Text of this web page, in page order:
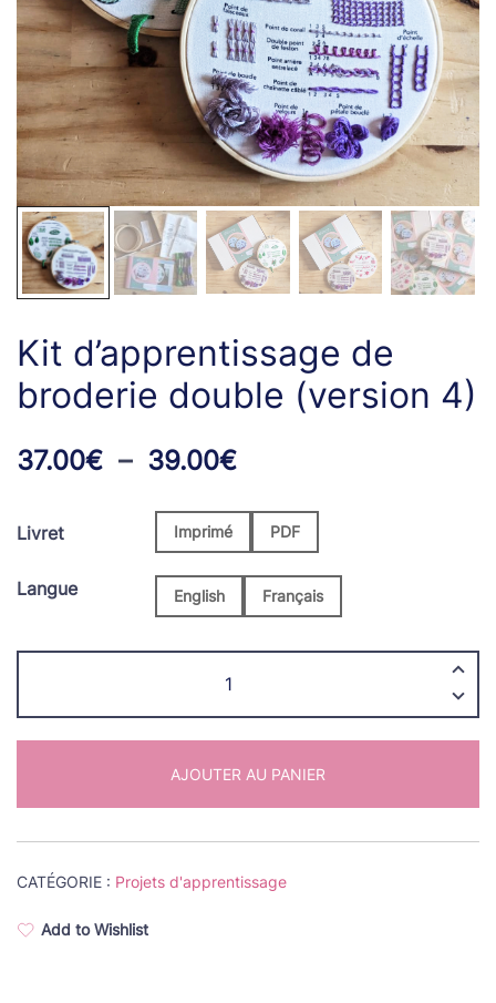
Kit d’apprentissage de
broderie double (version 4)
37.00€ – 39.00€Plage
de
prix :
37.00€
Livret Imprimé PDF
Langue English Français
Kit
de
broderie
double
AJOUTER AU PANIER
CATÉGORIE : Projets d'apprentissage
Add to Wishlist